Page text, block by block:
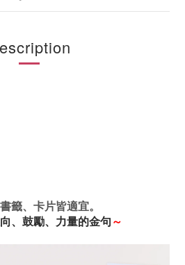
籤、卡片皆適宜。
、 鼓勵、力量的金句～